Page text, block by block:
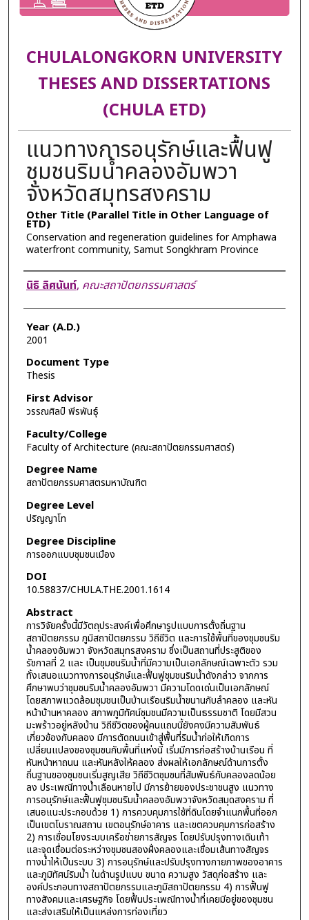
CHULALONGKORN UNIVERSITY
THESES AND DISSERTATIONS
(CHULA ETD)
แนวทางการอนุรักษ์และฟื้นฟู
ชุมชนริมน้ำคลองอัมพวา
จังหวัดสมุทรสงคราม
Other Title (Parallel Title in Other Language of
ETD)
Conservation and regeneration guidelines for Amphawa
waterfront community, Samut Songkhram Province
Author
นิธิ ลิศนันท์, คณะสถาปัตยกรรมศาสตร์
Year (A.D.)
2001
Document Type
Thesis
First Advisor
วรรณศิลป์ พีรพันธุ์
Faculty/College
Faculty of Architecture (คณะสถาปัตยกรรมศาสตร์)
Degree Name
สถาปัตยกรรมศาสตรมหาบัณฑิต
Degree Level
ปริญญาโท
Degree Discipline
การออกแบบชุมชนเมือง
DOI
10.58837/CHULA.THE.2001.1614
Abstract
การวิจัยครั้งนี้มีวัตถุประสงค์เพื่อศึกษารูปแบบการตั้งถิ่นฐาน
สถาปัตยกรรม ภูมิสถาปัตยกรรม วิถีชีวิต และการใช้พื้นที่ของชุมชนริม
น้ำคลองอัมพวา จังหวัดสมุทรสงคราม ซึ่งเป็นสถานที่ประสูติของ
รัชกาลที่ 2 และ เป็นชุมชนริมน้ำที่มีความเป็นเอกลักษณ์เฉพาะตัว รวม
ทั้งเสนอแนวทางการอนุรักษ์และฟื้นฟูชุมชนริมน้ำดังกล่าว จากการ
ศึกษาพบว่าชุมชนริมน้ำคลองอัมพวา มีความโดดเด่นเป็นเอกลักษณ์
โดยสภาพแวดล้อมชุมชนเป็นบ้านเรือนริมน้ำขนานกับลำคลอง และหัน
หน้าบ้านหาคลอง สภาพภูมิทัศน์ชุมชนมีความเป็นธรรมชาติ โดยมีสวน
มะพร้าวอยู่หลังบ้าน วิถีชีวิตของผู้คนแถบนี้ยังคงมีความสัมพันธ์
เกี่ยวข้องกับคลอง มีการตัดถนนเข้าสู่พื้นที่ริมน้ำก่อให้เกิดการ
เปลี่ยนแปลงของชุมชนกับพื้นที่แห่งนี้ เริ่มมีการก่อสร้างบ้านเรือน ที่
หันหน้าหาถนน และหันหลังให้คลอง ส่งผลให้เอกลักษณ์ด้านการตั้ง
ถิ่นฐานของชุมชนเริ่มสูญเสีย วิถีชีวิตชุมชนที่สัมพันธ์กับคลองลดน้อย
ลง ประเพณีทางน้ำเลือนหายไป มีการย้ายของประชาชนสูง แนวทาง
การอนุรักษ์และฟื้นฟูชุมชนริมน้ำคลองอัมพวาจังหวัดสมุดสงคราม ที่
เสนอแนะประกอบด้วย 1) การควบคุมการใช้ที่ดินโดยจำแนกพื้นที่ออก
เป็นเขตโบราณสถาน เขตอนุรักษ์อาคาร และเขตควบคุมการก่อสร้าง
2) การเชื่อมโยงระบบเครือข่ายการสัญจร โดยปรับปรุงทางเดินเท้า
และจุดเชื่อมต่อระหว่างชุมชนสองฝั่งคลองและเชื่อมเส้นทางสัญจร
ทางน้ำให้เป็นระบบ 3) การอนุรักษ์และปรับปรุงทางกายภาพของอาคาร
และภูมิทัศน์ริมน้ำ ในด้านรูปแบบ ขนาด ความสูง วัสดุก่อสร้าง และ
องค์ประกอบทางสถาปัตยกรรมและภูมิสถาปัตยกรรม 4) การฟื้นฟู
ทางสังคมและเศรษฐกิจ โดยฟื้นประเพณีทางน้ำที่เคยมีอยู่ของชุมชน
และส่งเสริมให้เป็นแหล่งการท่องเที่ยว